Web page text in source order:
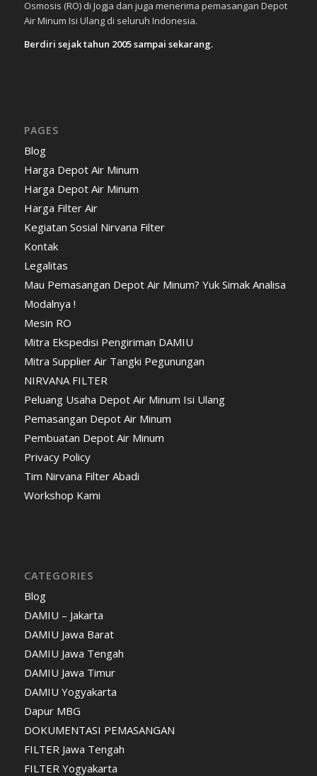
Osmosis (RO) di Jogja dan juga menerima pemasangan Depot
Air Minum Isi Ulang di seluruh Indonesia.
Berdiri sejak tahun 2005 sampai sekarang.
PAGES
Blog
Harga Depot Air Minum
Harga Depot Air Minum
Harga Filter Air
Kegiatan Sosial Nirvana Filter
Kontak
Legalitas
Mau Pemasangan Depot Air Minum? Yuk Simak Analisa
Modalnya !
Mesin RO
Mitra Ekspedisi Pengiriman DAMIU
Mitra Supplier Air Tangki Pegunungan
NIRVANA FILTER
Peluang Usaha Depot Air Minum Isi Ulang
Pemasangan Depot Air Minum
Pembuatan Depot Air Minum
Privacy Policy
Tim Nirvana Filter Abadi
Workshop Kami
CATEGORIES
Blog
DAMIU – Jakarta
DAMIU Jawa Barat
DAMIU Jawa Tengah
DAMIU Jawa Timur
DAMIU Yogyakarta
Dapur MBG
DOKUMENTASI PEMASANGAN
FILTER Jawa Tengah
FILTER Yogyakarta